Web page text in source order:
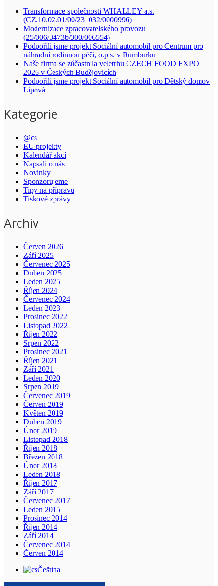
Transformace společnosti WHALLEY a.s.
(CZ.10.02.01/00/23_032/0000996)
Modernizace zpracovatelského provozu
(25/006/3473b/300/006554)
Podpořili jsme projekt Sociální automobil pro Centrum pro
náhradní rodinnou péči, o.p.s. v Rumburku
Naše firma se zúčastnila veletrhu CZECH FOOD EXPO
2026 v Českých Budějovicích
Podpořili jsme projekt Sociální automobil pro Dětský domov
Lipová
Kategorie
@cs
EU projekty
Kalendář akcí
Napsali o nás
Novinky
Sponzorujeme
Tipy na přípravu
Tiskové zprávy
Archiv
Červen 2026
Září 2025
Červenec 2025
Duben 2025
Leden 2025
Říjen 2024
Červenec 2024
Leden 2023
Prosinec 2022
Listopad 2022
Říjen 2022
Srpen 2022
Prosinec 2021
Říjen 2021
Září 2021
Leden 2020
Srpen 2019
Červenec 2019
Červen 2019
Květen 2019
Duben 2019
Únor 2019
Listopad 2018
Říjen 2018
Březen 2018
Únor 2018
Leden 2018
Říjen 2017
Září 2017
Červenec 2017
Leden 2015
Prosinec 2014
Říjen 2014
Září 2014
Červenec 2014
Červen 2014
Čeština